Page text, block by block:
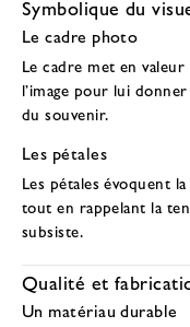
Symbolique du
Le cadre photo
Le cadre met en
l’image pour lui
du souvenir.
Les pétales
Les pétales évoquent
tout en rappelant la
subsiste.
Qualité et
Un matériau durable